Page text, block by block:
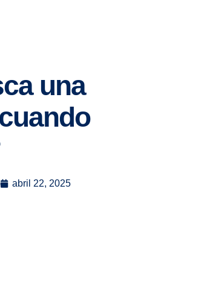
una
abril 22, 2025